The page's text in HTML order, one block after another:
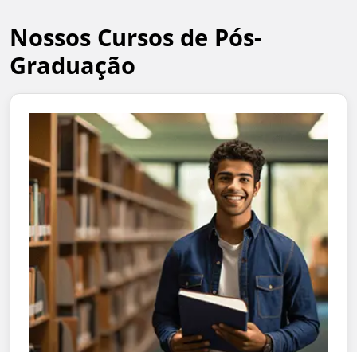
Nossos Cursos de Pós-
Graduação